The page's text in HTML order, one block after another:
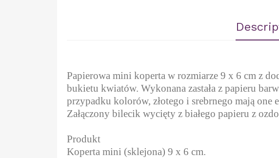
Papierowa mini koperta w rozmiarze 9 x 6 cm z
bukietu kwiatów. Wykonana zastała z papieru
przypadku kolorów, złotego i srebrnego mają one
Załączony bilecik wycięty z białego papieru z
Produkt
Koperta mini (sklejona) 9 x 6 cm.